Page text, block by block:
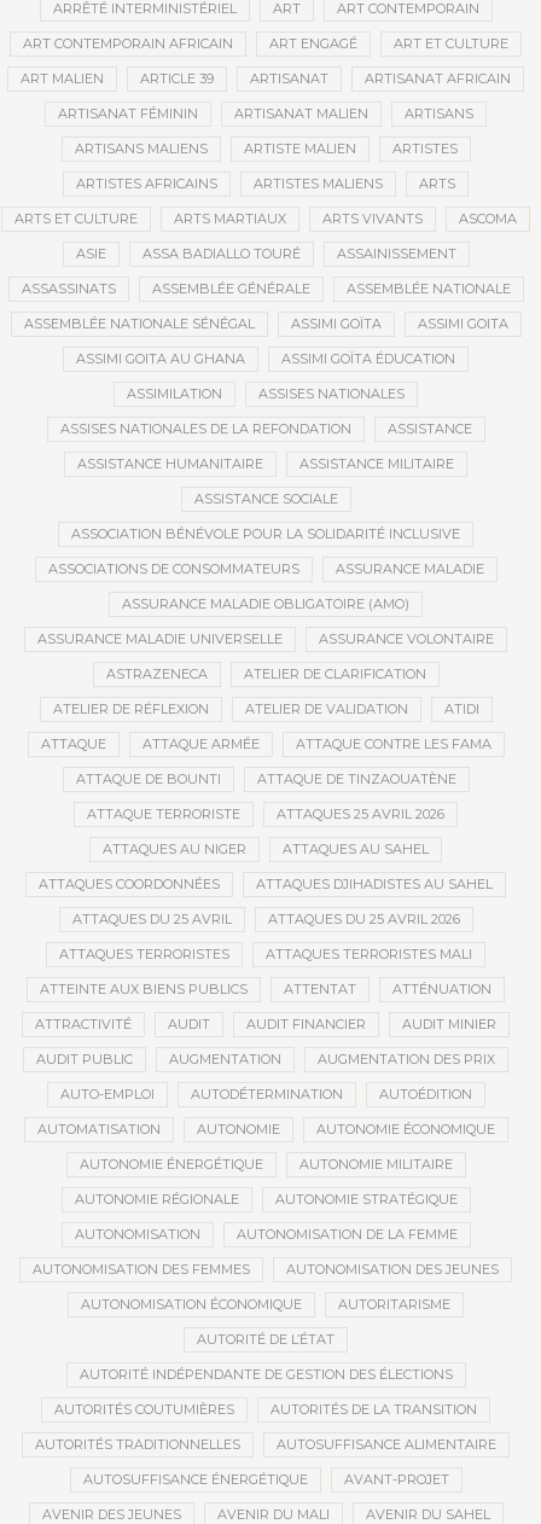
ARRÊTÉ INTERMINISTÉRIEL ART ART CONTEMPORAIN
ART CONTEMPORAIN AFRICAIN ART ENGAGÉ ART ET CULTURE
ART MALIEN ARTICLE 39 ARTISANAT ARTISANAT AFRICAIN
ARTISANAT FÉMININ ARTISANAT MALIEN ARTISANS
ARTISANS MALIENS ARTISTE MALIEN ARTISTES
ARTISTES AFRICAINS ARTISTES MALIENS ARTS
ARTS ET CULTURE ARTS MARTIAUX ARTS VIVANTS ASCOMA
ASIE ASSA BADIALLO TOURÉ ASSAINISSEMENT
ASSASSINATS ASSEMBLÉE GÉNÉRALE ASSEMBLÉE NATIONALE
ASSEMBLÉE NATIONALE SÉNÉGAL ASSIMI GOÏTA ASSIMI GOITA
ASSIMI GOITA AU GHANA ASSIMI GOÏTA ÉDUCATION
ASSIMILATION ASSISES NATIONALES
ASSISES NATIONALES DE LA REFONDATION ASSISTANCE
ASSISTANCE HUMANITAIRE ASSISTANCE MILITAIRE
ASSISTANCE SOCIALE
ASSOCIATION BÉNÉVOLE POUR LA SOLIDARITÉ INCLUSIVE
ASSOCIATIONS DE CONSOMMATEURS ASSURANCE MALADIE
ASSURANCE MALADIE OBLIGATOIRE (AMO)
ASSURANCE MALADIE UNIVERSELLE ASSURANCE VOLONTAIRE
ASTRAZENECA ATELIER DE CLARIFICATION
ATELIER DE RÉFLEXION ATELIER DE VALIDATION ATIDI
ATTAQUE ATTAQUE ARMÉE ATTAQUE CONTRE LES FAMA
ATTAQUE DE BOUNTI ATTAQUE DE TINZAOUATÈNE
ATTAQUE TERRORISTE ATTAQUES 25 AVRIL 2026
ATTAQUES AU NIGER ATTAQUES AU SAHEL
ATTAQUES COORDONNÉES ATTAQUES DJIHADISTES AU SAHEL
ATTAQUES DU 25 AVRIL ATTAQUES DU 25 AVRIL 2026
ATTAQUES TERRORISTES ATTAQUES TERRORISTES MALI
ATTEINTE AUX BIENS PUBLICS ATTENTAT ATTÉNUATION
ATTRACTIVITÉ AUDIT AUDIT FINANCIER AUDIT MINIER
AUDIT PUBLIC AUGMENTATION AUGMENTATION DES PRIX
AUTO-EMPLOI AUTODÉTERMINATION AUTOÉDITION
AUTOMATISATION AUTONOMIE AUTONOMIE ÉCONOMIQUE
AUTONOMIE ÉNERGÉTIQUE AUTONOMIE MILITAIRE
AUTONOMIE RÉGIONALE AUTONOMIE STRATÉGIQUE
AUTONOMISATION AUTONOMISATION DE LA FEMME
AUTONOMISATION DES FEMMES AUTONOMISATION DES JEUNES
AUTONOMISATION ÉCONOMIQUE AUTORITARISME
AUTORITÉ DE L’ÉTAT
AUTORITÉ INDÉPENDANTE DE GESTION DES ÉLECTIONS
AUTORITÉS COUTUMIÈRES AUTORITÉS DE LA TRANSITION
AUTORITÉS TRADITIONNELLES AUTOSUFFISANCE ALIMENTAIRE
AUTOSUFFISANCE ÉNERGÉTIQUE AVANT-PROJET
AVENIR DES JEUNES AVENIR DU MALI AVENIR DU SAHEL